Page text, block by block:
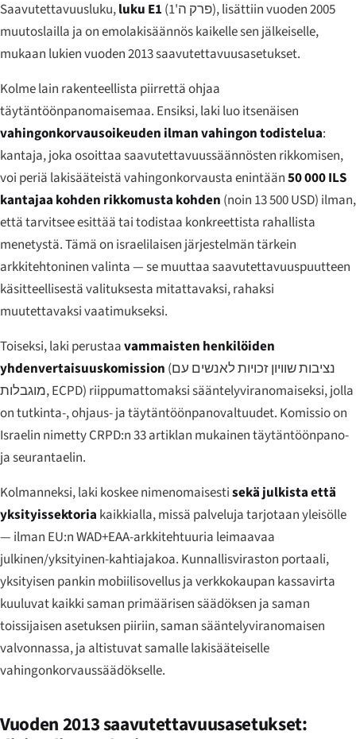
Saavutettavuusluku,luku E1 ( פרק ה'1), lisättiin vuoden 2005
muutoslailla ja on emolakisäännös kaikelle sen jälkeiselle,
mukaan lukien vuoden 2013 saavutettavuusasetukset.
Kolme lain rakenteellista piirrettä ohjaa
täytäntöönpanomaisemaa. Ensiksi, laki luo itsenäisen
vahingonkorvausoikeuden ilman vahingon todistelua:
kantaja, joka osoittaa saavutettavuussäännösten rikkomisen,
voi periä lakisääteistä vahingonkorvausta enintään50 000 ILS
kantajaa kohden rikkomusta kohden (noin 13 500 USD) ilman,
että tarvitsee esittää tai todistaa konkreettista rahallista
menetystä. Tämä on israelilaisen järjestelmän tärkein
arkkitehtoninen valinta — se muuttaa saavutettavuuspuutteen
käsitteellisestä valituksesta mitattavaksi, rahaksi
muutettavaksi vaatimukseksi.
Toiseksi, laki perustaavammaisten henkilöiden
yhdenvertaisuuskomission (נציבות שוויון זכויות לאנשים עם
מוגבלות, ECPD) riippumattomaksi sääntelyviranomaiseksi, jolla
on tutkinta-, ohjaus- ja täytäntöönpanovaltuudet. Komissio on
Israelin nimetty CRPD:n 33 artiklan mukainen täytäntöönpano-
ja seurantaelin.
Kolmanneksi, laki koskee nimenomaisestisekä julkista että
yksityissektoria kaikkialla, missä palveluja tarjotaan yleisölle
— ilman EU:n WAD+EAA-arkkitehtuuria leimaavaa
julkinen/yksityinen-kahtiajakoa. Kunnallisviraston portaali,
yksityisen pankin mobiilisovellus ja verkkokaupan kassavirta
kuuluvat kaikki saman primäärisen säädöksen ja saman
toissijaisen asetuksen piiriin, saman sääntelyviranomaisen
valvonnassa, ja altistuvat samalle lakisääteiselle
vahingonkorvaussäädökselle.
Vuoden 2013 saavutettavuusasetukset: